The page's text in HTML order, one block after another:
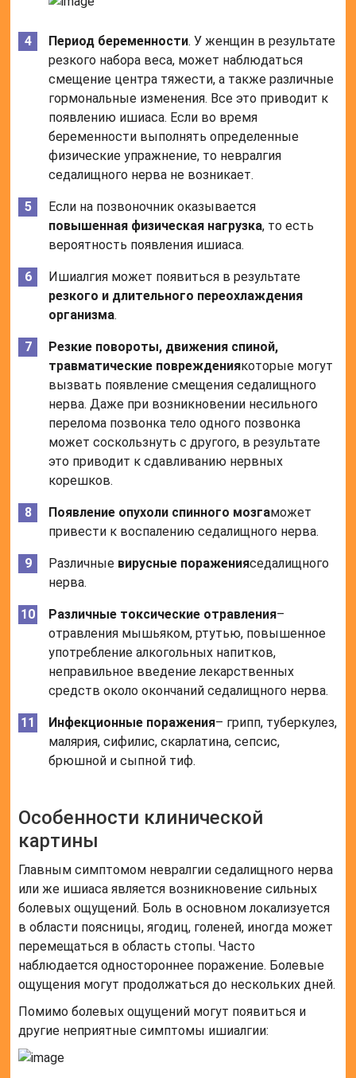
Период беременности. У женщин в результате
резкого набора веса, может наблюдаться
смещение центра тяжести, а также различные
гормональные изменения. Все это приводит к
появлению ишиаса. Если во время
беременности выполнять определенные
физические упражнение, то невралгия
седалищного нерва не возникает.
Если на позвоночник оказывается
повышенная физическая нагрузка, то есть
вероятность появления ишиаса.
Ишиалгия может появиться в результате
резкого и длительного переохлаждения
организма.
Резкие повороты, движения спиной,
травматические повреждениякоторые могут
вызвать появление смещения седалищного
нерва. Даже при возникновении несильного
перелома позвонка тело одного позвонка
может соскользнуть с другого, в результате
это приводит к сдавливанию нервных
корешков.
Появление опухоли спинного мозгаможет
привести к воспалению седалищного нерва.
Различные вирусные пораженияседалищного
нерва.
Различные токсические отравления–
отравления мышьяком, ртутью, повышенное
употребление алкогольных напитков,
неправильное введение лекарственных
средств около окончаний седалищного нерва.
Инфекционные поражения– грипп, туберкулез,
малярия, сифилис, скарлатина, сепсис,
брюшной и сыпной тиф.
Особенности клинической
картины
Главным симптомом невралгии седалищного нерва
или же ишиаса является возникновение сильных
болевых ощущений. Боль в основном локализуется
в области поясницы, ягодиц, голеней, иногда может
перемещаться в область стопы. Часто
наблюдается одностороннее поражение. Болевые
ощущения могут продолжаться до нескольких дней.
Помимо болевых ощущений могут появиться и
другие неприятные симптомы ишиалгии: